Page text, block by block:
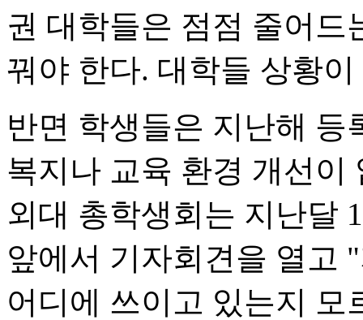
권 대학들은 점점 줄어드
꿔야 한다. 대학들 상황
반면 학생들은 지난해
복지나 교육 환경 개선이
외대 총학생회는 지난달
앞에서 기자회견을 열고
어디에 쓰이고 있는지 모